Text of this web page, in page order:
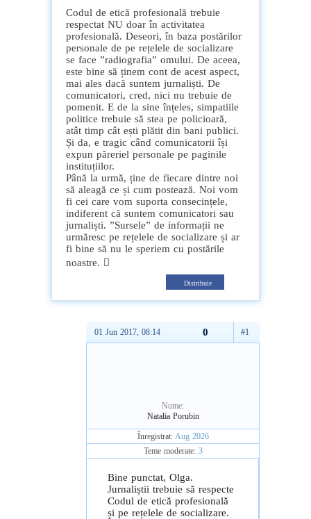
Codul de etică profesională trebuie
respectat NU doar în activitatea
profesională. Deseori, în baza postărilor
personale de pe rețelele de socializare
se face ”radiografia” omului. De aceea,
este bine să ținem cont de acest aspect,
mai ales dacă suntem jurnaliști. De
comunicatori, cred, nici nu trebuie de
pomenit. E de la sine înțeles, simpatiile
politice trebuie să stea pe policioară,
atât timp cât ești plătit din bani publici.
Și da, e tragic când comunicatorii își
expun păreriel personale pe paginile
instituțiilor.
Până la urmă, ține de fiecare dintre noi
să aleagă ce și cum postează. Noi vom
fi cei care vom suporta consecințele,
indiferent că suntem comunicatori sau
jurnaliști. ”Sursele” de informații ne
urmăresc pe rețelele de socializare și ar
fi bine să nu le speriem cu postările
noastre. 
Distribuie
01 Jun 2017, 08:14 #1
0
Bine punctat, Olga.
Jurnaliștii trebuie să respecte
Codul de etică profesională
și pe rețelele de socializare.
Nume:
Natalia Porubin
Înregistrat: Aug 2026
Teme moderate: 3